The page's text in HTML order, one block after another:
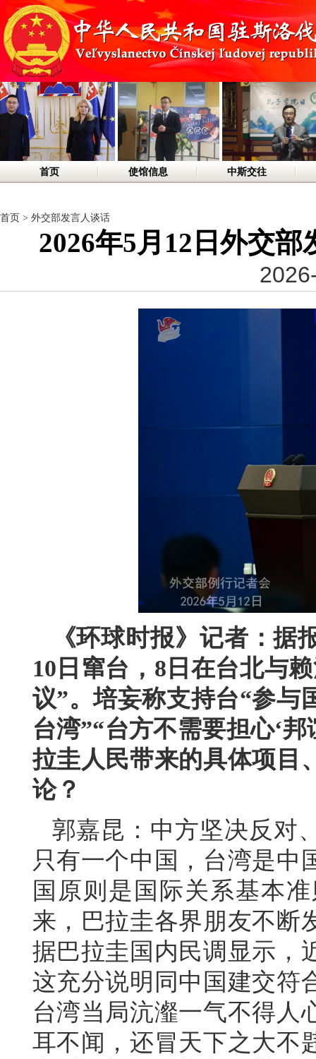
首页 使馆信息 中斯交往
首页 > 外交部发言人谈话
2026年5月12日外交
《环球时报》记者：据
10日窜台，8日在台北与
议”。培妄称支持台“参与
台湾”“台方不需要担心‘
拉圭人民带来的具体项目
论？
郭嘉昆：中方坚决反对
只有一个中国，台湾是中
国原则是国际关系基本
来，巴拉圭各界朋友不断
据巴拉圭国内民调显示，
这充分说明同中国建交符
台湾当局沆瀣一气不得人
耳不闻，还冒天下之大不